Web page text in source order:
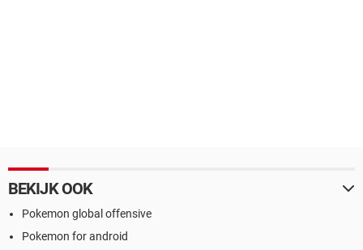
BEKIJK OOK
Pokemon global offensive
Pokemon for android